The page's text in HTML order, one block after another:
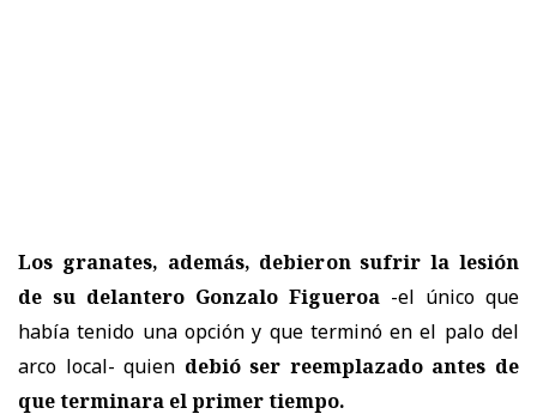
Los granates, además, debieron sufrir la lesión
de su delantero Gonzalo Figueroa -el único que
había tenido una opción y que terminó en el palo del
arco local- quien debió ser reemplazado antes de
que terminara el primer tiempo.